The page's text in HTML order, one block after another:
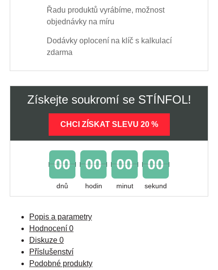
Řadu produktů vyrábíme, možnost
objednávky na míru
Dodávky oplocení na klíč s kalkulací
zdarma
Získejte soukromí se STÍNFOL!
CHCI ZÍSKAT SLEVU 20 %
00
dnů
00
hodin
00
minut
00
sekund
Popis a parametry
Hodnocení 0
Diskuze 0
Příslušenství
Podobné produkty